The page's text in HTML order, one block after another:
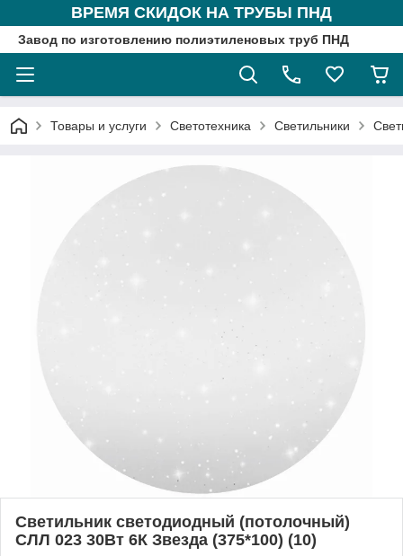
ВРЕМЯ СКИДОК НА ТРУБЫ ПНД
Завод по изготовлению полиэтиленовых труб ПНД
Товары и услуги Светотехника Светильники
Светильник светодиодный (потолочный)
СЛЛ 023 30Вт 6К Звезда (375*100) (10)